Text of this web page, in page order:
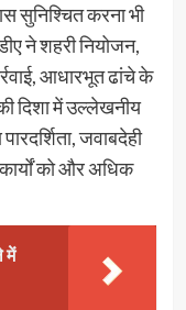
सुनिश्चित करना भी
ने शहरी नियोजन,
आधारभूत ढांचे के
दिशा में उल्लेखनीय
जवाबदेही
को और अधिक
में